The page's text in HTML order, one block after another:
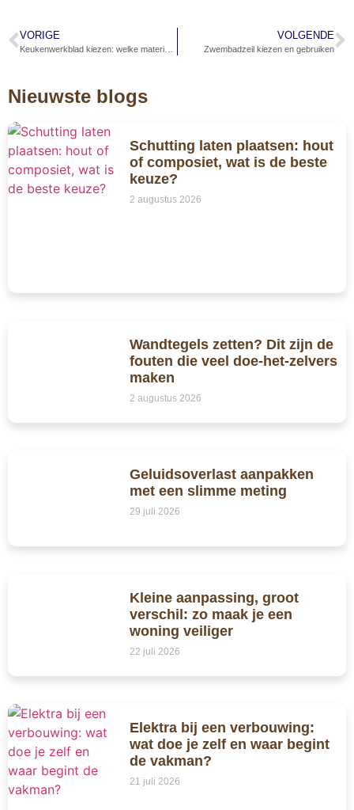
VORIGE VOLGENDE
Zwembadzeil kiezen en gebruiken
Nieuwste blogs
Schutting laten plaatsen: hout
of composiet, wat is de beste
keuze?
2 augustus 2026
Wandtegels zetten? Dit zijn de
fouten die veel doe-het-zelvers
maken
2 augustus 2026
Geluidsoverlast aanpakken
met een slimme meting
29 juli 2026
Kleine aanpassing, groot
verschil: zo maak je een
woning veiliger
22 juli 2026
Elektra bij een verbouwing:
wat doe je zelf en waar begint
de vakman?
21 juli 2026